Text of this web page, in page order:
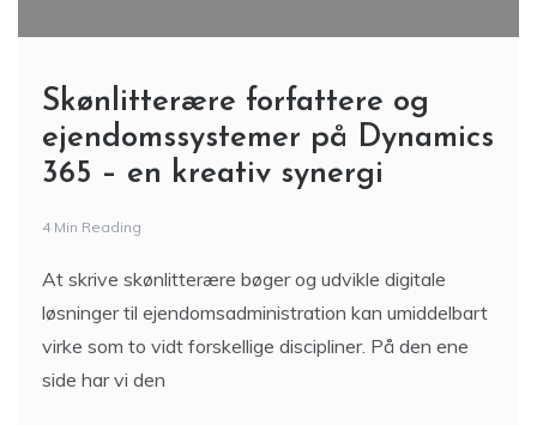
Skønlitterære forfattere og
ejendomssystemer på Dynamics
365 – en kreativ synergi
4 Min Reading
At skrive skønlitterære bøger og udvikle digitale
løsninger til ejendomsadministration kan umiddelbart
virke som to vidt forskellige discipliner. På den ene
side har vi den